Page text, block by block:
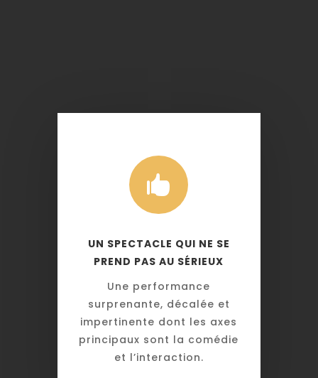

UN SPECTACLE QUI NE SE
PREND PAS AU SÉRIEUX
Une performance
surprenante, décalée et
impertinente dont les axes
principaux sont la comédie
et l’interaction.